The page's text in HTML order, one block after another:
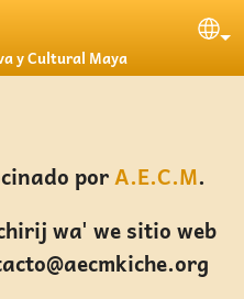
y Cultural Maya
porA.E.C.M.
wa' we sitio web